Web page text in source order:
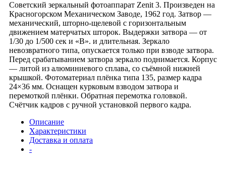
Советский зеркальный фотоаппарат Zenit 3. Произведен на
Красногорском Механическом Заводе, 1962 год. Затвор —
механический, шторно-щелевой с горизонтальным
движением матерчатых шторок. Выдержки затвора — от
1/30 до 1/500 сек и «B». и длительная. Зеркало
невозвратного типа, опускается только при взводе затвора.
Перед срабатыванием затвора зеркало поднимается. Корпус
— литой из алюминиевого сплава, со съёмной нижней
крышкой. Фотоматериал плёнка типа 135, размер кадра
24×36 мм. Оснащен курковым взводом затвора и
перемоткой плёнки. Обратная перемотка головкой.
Счётчик кадров с ручной установкой первого кадра.
Описание
Характеристики
Доставка и оплата
-